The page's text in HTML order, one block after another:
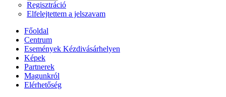
Regisztráció
Elfelejtettem a jelszavam
Főoldal
Centrum
Események Kézdivásárhelyen
Képek
Partnerek
Magunkról
Elérhetőség